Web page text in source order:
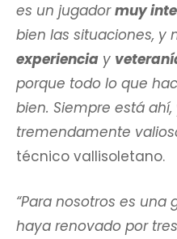
es un jugadormuy
bien las situaciones, y
experiencia y
porque todo lo que
bien. Siempre está ahí,
tremendamente
técnico vallisoletano.
“Para nosotros es una
haya renovado por